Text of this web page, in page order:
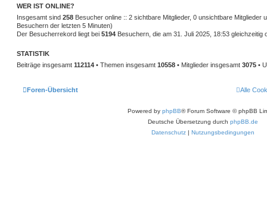
WER IST ONLINE?
Insgesamt sind 258 Besucher online :: 2 sichtbare Mitglieder, 0 unsichtbare Mitglieder
Besuchern der letzten 5 Minuten)
Der Besucherrekord liegt bei 5194 Besuchern, die am 31. Juli 2025, 18:53 gleichzeitig
STATISTIK
Beiträge insgesamt 112114 • Themen insgesamt 10558 • Mitglieder insgesamt 3075 •
Foren-Übersicht Alle
Powered by phpBB® Forum Software © phpBB
Deutsche Übersetzung durch phpBB.de
Datenschutz | Nutzungsbedingungen